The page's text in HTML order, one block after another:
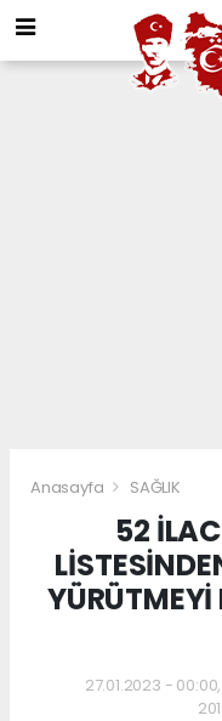
Anasayfa SAĞLIK
52
27.01.2023 -